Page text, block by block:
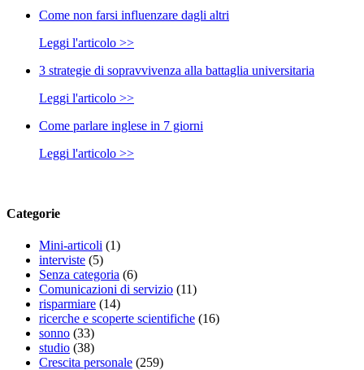
Come non farsi influenzare dagli altri
Leggi l'articolo >>
3 strategie di sopravvivenza alla battaglia universitaria
Leggi l'articolo >>
Come parlare inglese in 7 giorni
Leggi l'articolo >>
Categorie
Mini-articoli (1)
interviste (5)
Senza categoria (6)
Comunicazioni di servizio (11)
risparmiare (14)
ricerche e scoperte scientifiche (16)
sonno (33)
studio (38)
Crescita personale (259)